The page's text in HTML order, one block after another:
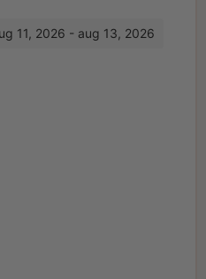
11, 2026 - aug 13, 2026